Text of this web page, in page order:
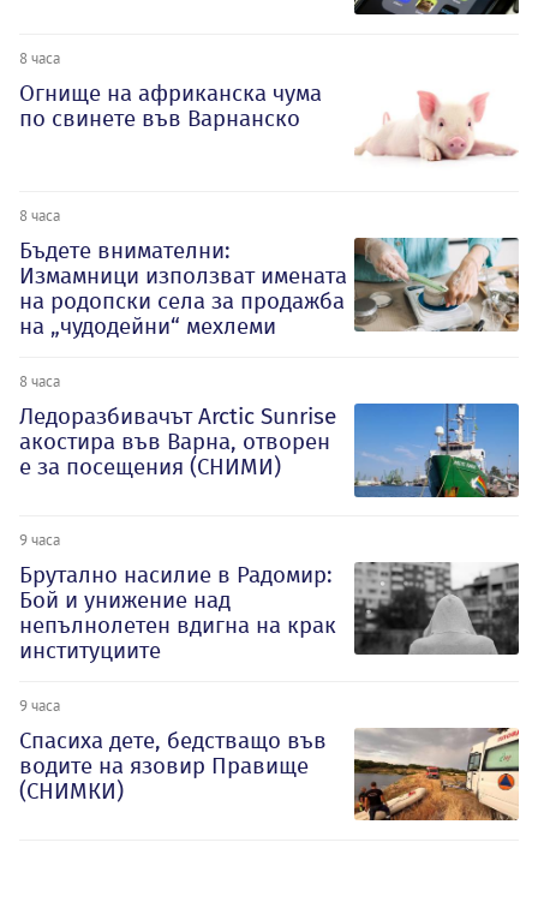
8 часа
Огнище на африканска чума
по свинете във Варнанско
8 часа
Бъдете внимателни:
Измамници използват имената
на родопски села за продажба
на „чудодейни“ мехлеми
8 часа
Ледоразбивачът Arctic Sunrise
акостира във Варна, отворен
е за посещения (СНИМИ)
9 часа
Брутално насилие в Радомир:
Бой и унижение над
непълнолетен вдигна на крак
институциите
9 часа
Спасиха дете, бедстващо във
водите на язовир Правище
(СНИМКИ)